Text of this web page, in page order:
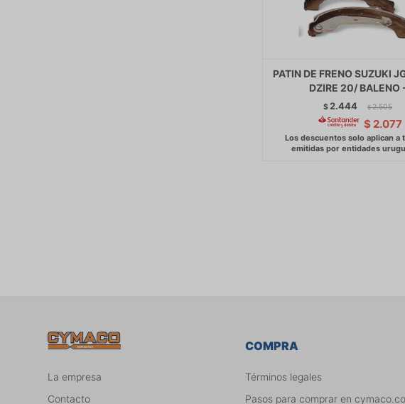
PATIN DE FRENO SUZUKI
DZIRE 20/ BALENO
$2.444 $ 2.505
$ 2.077
La empresa
Contacto
COMPRA
Términos legales
Pasos para comprar en